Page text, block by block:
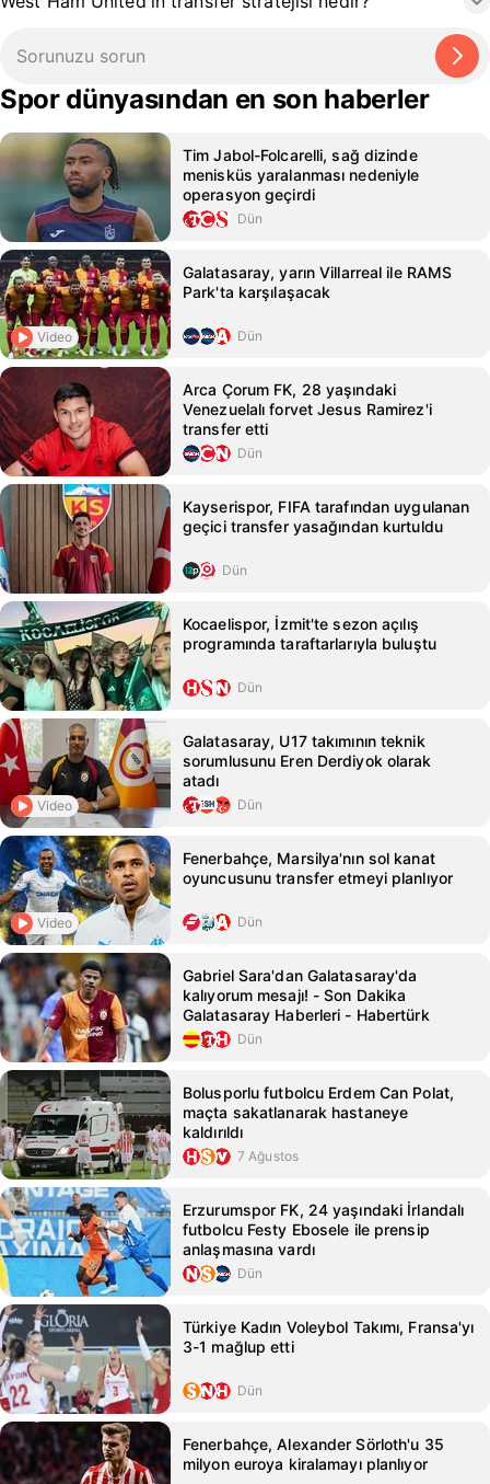
Spor dünyasından en son haberler
Tim Jabol-Folcarelli, sağ dizinde
menisküs yaralanması nedeniyle
operasyon geçirdi
Dün
Video
Galatasaray, yarın Villarreal ile RAMS
Park'ta karşılaşacak
Dün
Arca Çorum FK, 28 yaşındaki
Venezuelalı forvet Jesus Ramirez'i
transfer etti
Dün
Kayserispor, FIFA tarafından uygulanan
geçici transfer yasağından kurtuldu
Dün
Kocaelispor, İzmit'te sezon açılış
programında taraftarlarıyla buluştu
Dün
Video
Galatasaray, U17 takımının teknik
sorumlusunu Eren Derdiyok olarak
atadı
Dün
Video
Fenerbahçe, Marsilya'nın sol kanat
oyuncusunu transfer etmeyi planlıyor
Dün
Gabriel Sara'dan Galatasaray'da
kalıyorum mesajı! - Son Dakika
Galatasaray Haberleri - Habertürk
Dün
Bolusporlu futbolcu Erdem Can Polat,
maçta sakatlanarak hastaneye
kaldırıldı
7 Ağustos
Erzurumspor FK, 24 yaşındaki İrlandalı
futbolcu Festy Ebosele ile prensip
anlaşmasına vardı
Dün
Türkiye Kadın Voleybol Takımı, Fransa'yı
3-1 mağlup etti
Dün
Fenerbahçe, Alexander Sörloth'u 35
milyon euroya kiralamayı planlıyor